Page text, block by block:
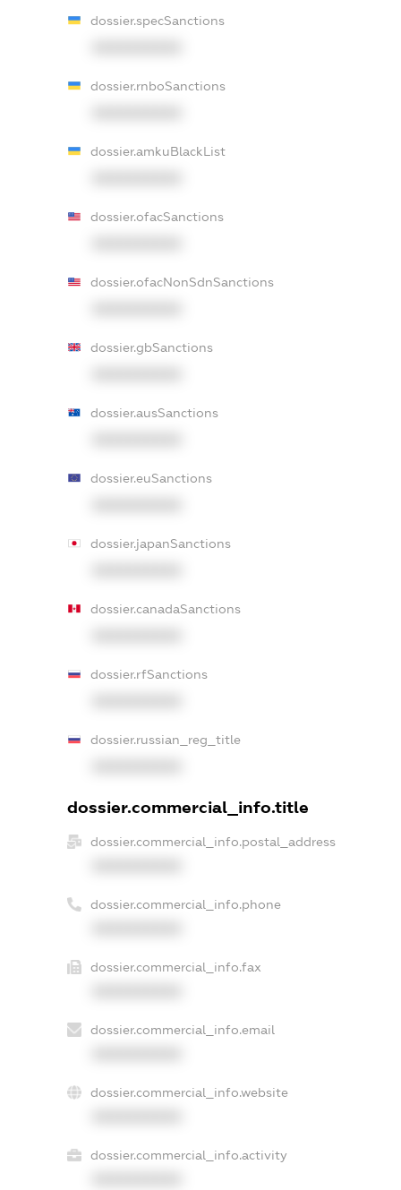
dossier.specSanctions
dossier.rnboSanctions
dossier.amkuBlackList
dossier.ofacSanctions
dossier.ofacNonSdnSanctions
dossier.gbSanctions
dossier.ausSanctions
dossier.euSanctions
dossier.japanSanctions
dossier.canadaSanctions
dossier.rfSanctions
dossier.russian_reg_title
dossier.commercial_info.title
dossier.commercial_info.postal_address
dossier.commercial_info.phone
dossier.commercial_info.fax
dossier.commercial_info.email
dossier.commercial_info.website
dossier.commercial_info.activity